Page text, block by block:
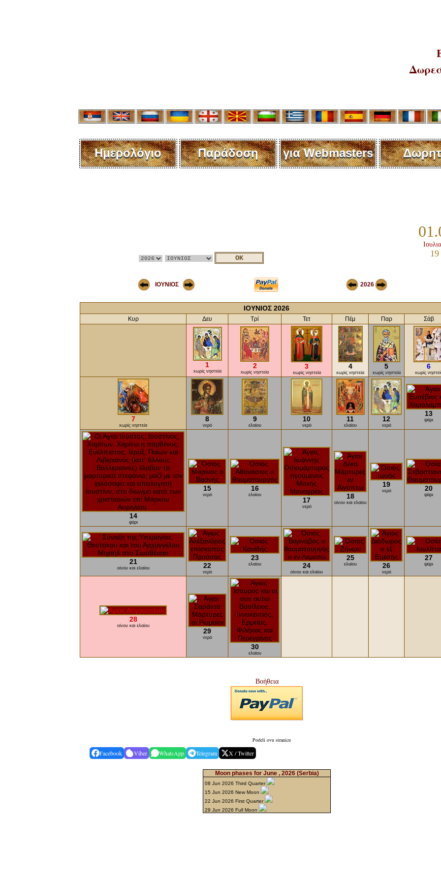
Ημερολόγιο Παράδοση για Webmasters
ΙΟΥΝΙΟΣ 2026
ΙΟΥΝΙΟΣ 2026
Κυρ Δευ Τρί Τετ Πέμ Παρ Σάβ
1
xωρίς νηστεία
2
xωρίς νηστεία
3
xωρίς νηστεία
4
xωρίς νηστεία
5
xωρίς νηστεία
6
xωρίς
7
xωρίς νηστεία
8
νερό
9
ελαίου
10
νερό
11
ελαίου
12
νερό
13
ψάρι
14
ψάρι
15
νερό
16
ελαίου
17
νερό
18
οίνου και ελαίου
19
νερό 20
ψάρι
21
οίνου και ελαίου 22
νερό
23
ελαίου 24
οίνου και ελαίου
25
ελαίου 26
νερό
27
ψάρι
28
οίνου και ελαίου
29
νερό
30
ελαίου
Βοήθεια
Podeli ovu stranicu
Facebook Viber WhatsApp Telegram X / Twitter
Moon phases for June , 2026 (Serbia)
08 Jun 2026 Third Quarter
15 Jun 2026 New Moon
22 Jun 2026 First Quarter
29 Jun 2026 Full Moon